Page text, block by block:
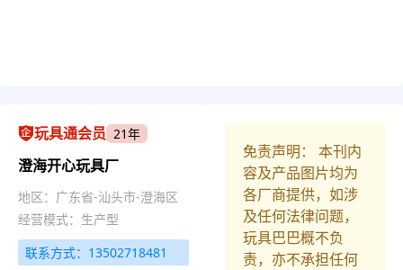
玩具通会员 21年
澄海开心玩具厂
地区：广东省-汕头市-澄海区
经营模式：生产型
联系方式：13502718481
免责声明： 本刊内
容及产品图片均为
各厂商提供，如涉
及任何法律问题，
玩具巴巴概不负
责，亦不承担任何